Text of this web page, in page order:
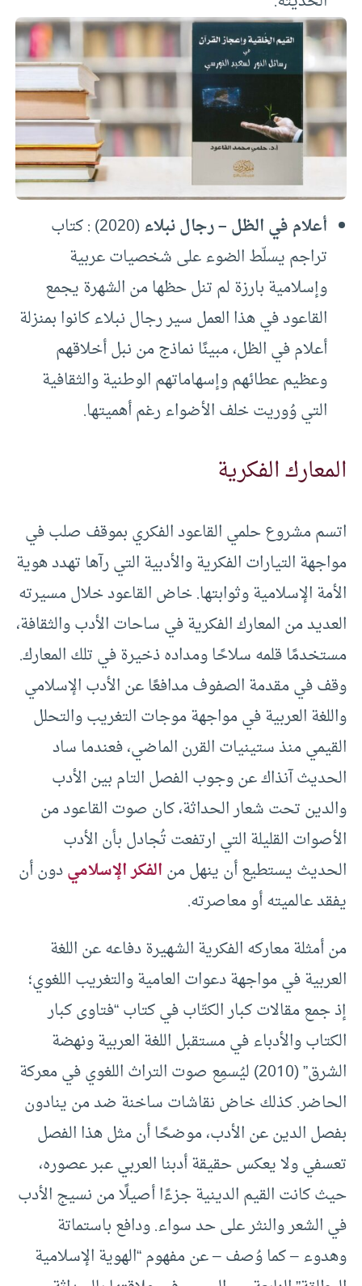
أعلام في الظل – رجال نبلاء
(2020) : كتاب
تراجم يسلّط الضوء على شخصيات عربية
وإسلامية بارزة لم تنل حظها من الشهرة يجمع
القاعود في هذا العمل سير رجال نبلاء كانوا بمنزلة
أعلام في الظل، مبينًا نماذج من نبل أخلاقهم
وعظيم عطائهم وإسهاماتهم الوطنية والثقافية
التي وُوريت خلف الأضواء رغم أهميتها.
المعارك الفكرية
اتسم مشروع حلمي القاعود الفكري بموقف صلب في
مواجهة التيارات الفكرية والأدبية التي رآها تهدد هوية
الأمة الإسلامية وثوابتها. خاض القاعود خلال مسيرته
العديد من المعارك الفكرية في ساحات الأدب والثقافة،
مستخدمًا قلمه سلاحًا ومداده ذخيرة في تلك المعارك.
وقف في مقدمة الصفوف مدافعًا عن الأدب الإسلامي
واللغة العربية في مواجهة موجات التغريب والتحلل
القيمي منذ ستينيات القرن الماضي، فعندما ساد
الحديث آنذاك عن وجوب الفصل التام بين الأدب
والدين تحت شعار الحداثة، كان صوت القاعود من
الأصوات القليلة التي ارتفعت تُجادل بأن الأدب
الحديث يستطيع أن ينهل منالفكر الإسلاميدون أن
يفقد عالميته أو معاصرته.
من أمثلة معاركه الفكرية الشهيرة دفاعه عن اللغة
العربية في مواجهة دعوات العامية والتغريب اللغوي؛
إذ جمع مقالات كبار الكتّاب في كتاب “فتاوى كبار
الكتاب والأدباء في مستقبل اللغة العربية ونهضة
الشرق” (2010) ليُسمِع صوت التراث اللغوي في معركة
الحاضر. كذلك خاض نقاشات ساخنة ضد من ينادون
بفصل الدين عن الأدب، موضحًا أن مثل هذا الفصل
تعسفي ولا يعكس حقيقة أدبنا العربي عبر عصوره،
حيث كانت القيم الدينية جزءًا أصيلًا من نسيج الأدب
في الشعر والنثر على حد سواء. ودافع باستماتة
وهدوء – كما وُصف – عن مفهوم “الهوية الإسلامية